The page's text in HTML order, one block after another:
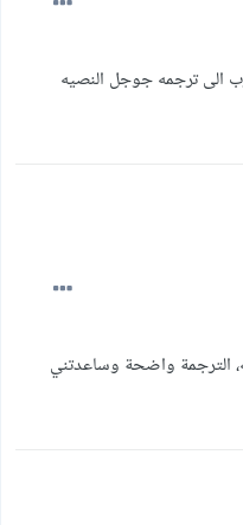
الى ترجمه جوجل النصيه
الترجمة واضحة وساعدتني